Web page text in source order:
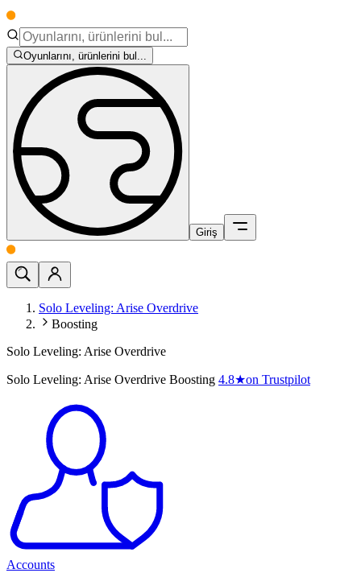
Oyunlarını, ürünlerini bul...
Giriş
Solo Leveling: Arise Overdrive
Boosting
Solo Leveling: Arise Overdrive
Solo Leveling: Arise Overdrive Boosting 4.8★on Trustpilot
Accounts